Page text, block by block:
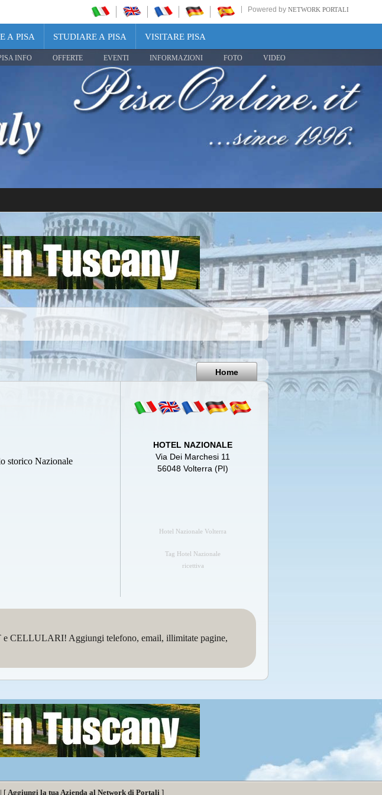
Powered by NETWORK PORTALI
A PISA STUDIARE A PISA VISITARE PISA
INFO OFFERTE EVENTI INFORMAZIONI FOTO VIDEO
Share
Pisa
Italy
Home
storico Nazionale
HOTEL NAZIONALE
Via Dei Marchesi 11
56048 Volterra (PI)
Hotel Nazionale Volterra
Tag Hotel Nazionale
ricettiva
e CELLULARI! Aggiungi telefono, email, illimitate pagine,
[ Aggiungi la tua Azienda al Network di Portali ]